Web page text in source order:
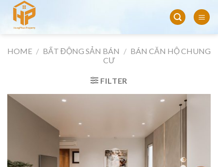
Skip
content
HOME / BẤT ĐỘNG SẢN BÁN / BÁN CĂN HỘ CHUNG
CƯ
FILTER